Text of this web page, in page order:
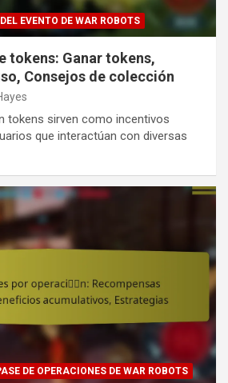
EVENTO DE WAR ROBOTS
tokens: Ganar tokens,
Consejos de colección
tokens sirven como incentivos
que interactúan con diversas
DE OPERACIONES DE WAR ROBOTS